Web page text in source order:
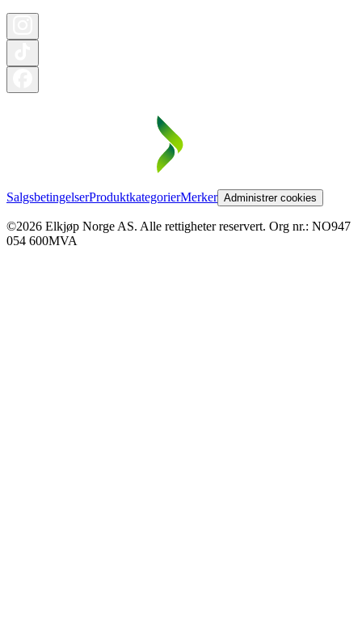
SalgsbetingelserProduktkategorierMerker Administrer cookies
©2026 Elkjøp Norge AS. Alle rettigheter reservert. Org nr.: NO947
054 600MVA